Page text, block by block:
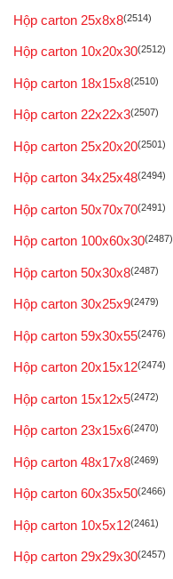
Hộp carton 25x8x8(2514)
Hộp carton 10x20x30(2512)
Hộp carton 18x15x8(2510)
Hộp carton 22x22x3(2507)
Hộp carton 25x20x20(2501)
Hộp carton 34x25x48(2494)
Hộp carton 50x70x70(2491)
Hộp carton 100x60x30(2487)
Hộp carton 50x30x8(2487)
Hộp carton 30x25x9(2479)
Hộp carton 59x30x55(2476)
Hộp carton 20x15x12(2474)
Hộp carton 15x12x5(2472)
Hộp carton 23x15x6(2470)
Hộp carton 48x17x8(2469)
Hộp carton 60x35x50(2466)
Hộp carton 10x5x12(2461)
Hộp carton 29x29x30(2457)